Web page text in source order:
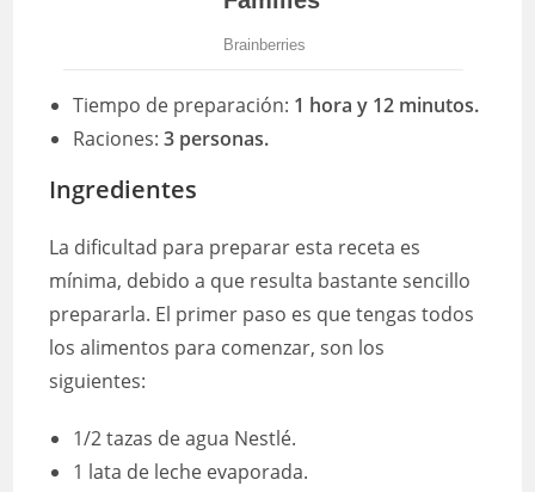
Tiempo de preparación: 1 hora y 12 minutos.
Raciones:3 personas.
Ingredientes
La dificultad para preparar esta receta es
mínima, debido a que resulta bastante sencillo
prepararla. El primer paso es que tengas todos
los alimentos para comenzar, son los
siguientes:
1/2 tazas de agua Nestlé.
1 lata de leche evaporada.